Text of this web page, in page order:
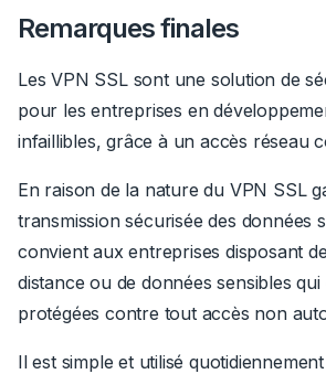
Remarques finales
Les VPN SSL sont une solution de
pour les entreprises en
infaillibles, grâce à un accès réseau
En raison de la nature du VPN SSL
transmission sécurisée des données
convient aux entreprises disposant
distance ou de données sensibles
protégées contre tout accès non
Il est simple et utilisé